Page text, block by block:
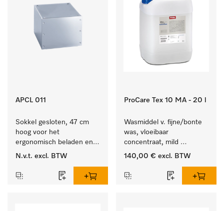
APCL 011
Sokkel gesloten, 47 cm
hoog voor het
ergonomisch beladen en
legen van de wasmachine
N.v.t. excl. BTW
ProCare Tex 10 MA - 20 l
Wasmiddel v. fijne/bonte
was, vloeibaar
concentraat, mild
alkalisch, 20 l voor het
en gevoelig textiel.
140,00 € excl. BTW